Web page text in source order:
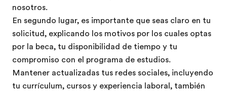
nosotros.
En segundo lugar, es importante que seas claro en tu
solicitud, explicando los motivos por los cuales optas
por la beca, tu disponibilidad de tiempo y tu
compromiso con el programa de estudios.
Mantener actualizadas tus redes sociales, incluyendo
tu currículum, cursos y experiencia laboral, también